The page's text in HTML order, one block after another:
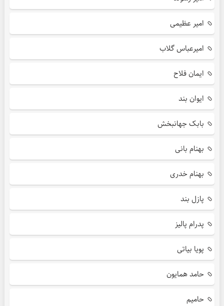
امیر عظیمی
امیرعباس گلاب
ایمان فلاح
ایوان بند
بابک جهانبخش
بهنام بانی
بهنام خدری
پازل بند
پدرام پالیز
پویا بیاتی
حامد همایون
حامیم